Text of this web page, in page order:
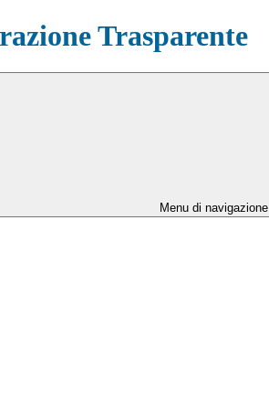
Trasparente
Menu di navigazione